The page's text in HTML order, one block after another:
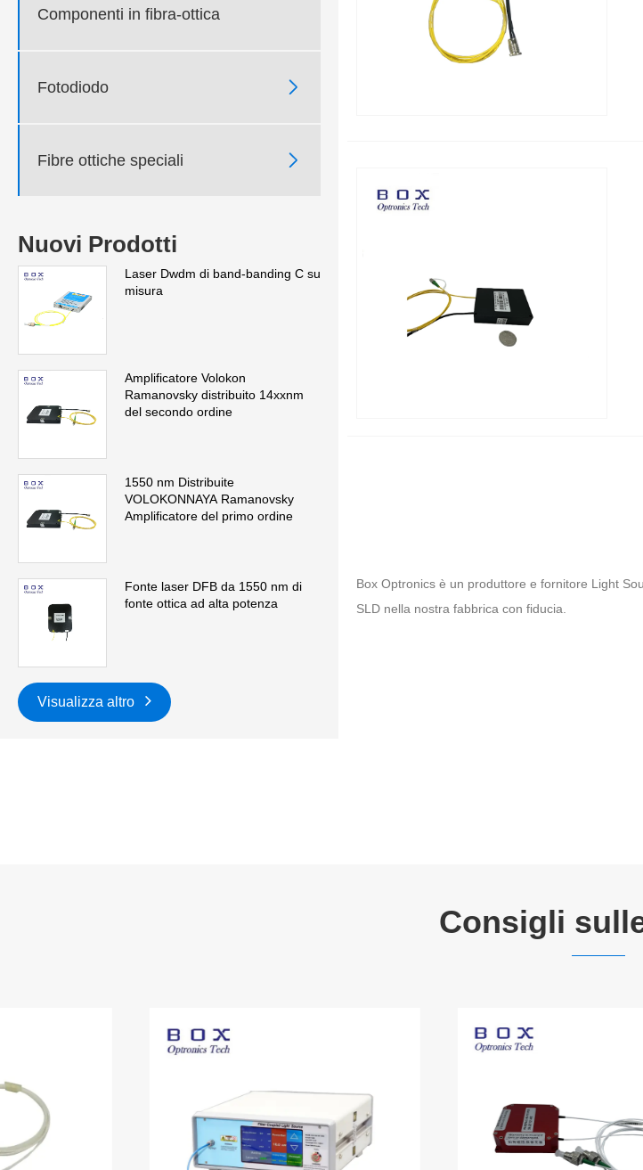
Componenti in fibra-ottica
Fotodiodo 
Fibre ottiche speciali 
Nuovi Prodotti
Laser Dwdm di band-banding C su
misura
Amplificatore Volokon
Ramanovsky distribuito 14xxnm
del secondo ordine
1550 nm Distribuite
VOLOKONNAYA Ramanovsky
Amplificatore del primo ordine
Fonte laser DFB da 1550 nm di
fonte ottica ad alta potenza
Visualizza altro
Box Optronics è un produttore e fornitore Light
SLD nella nostra fabbrica con fiducia.
Consigli